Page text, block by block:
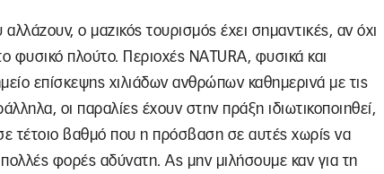
ο μαζικός τουρισμός έχει σημαντικές, αν όχι
φυσικό πλούτο. Περιοχές NATURA, φυσικά και
επίσκεψης χιλιάδων ανθρώπων καθημερινά με τις
οι παραλίες έχουν στην πράξη ιδιωτικοποιηθεί,
τέτοιο βαθμό που η πρόσβαση σε αυτές χωρίς να
πολλές φορές αδύνατη. Ας μην μιλήσουμε καν για τη